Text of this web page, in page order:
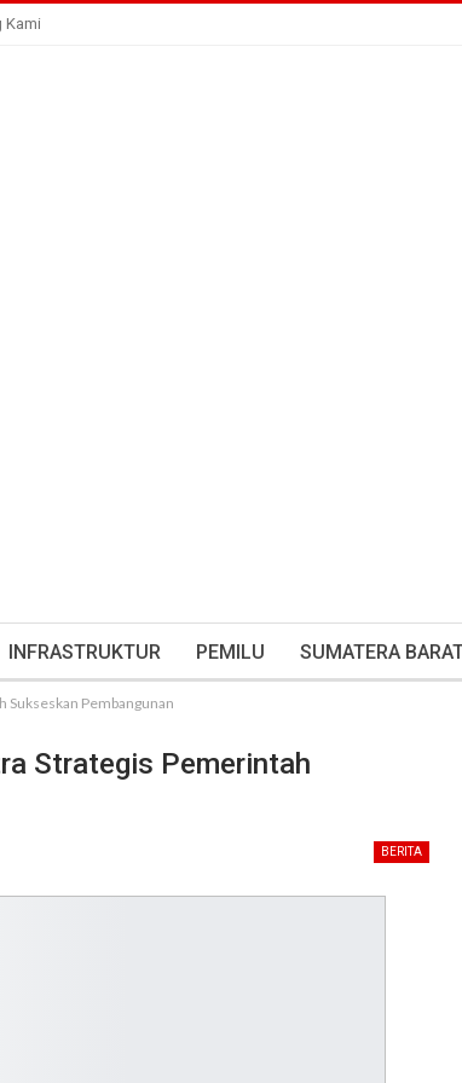
Kami
INFRASTRUKTUR PEMILU SUMATERA
Sukseskan Pembangunan
Strategis Pemerintah
BERITA